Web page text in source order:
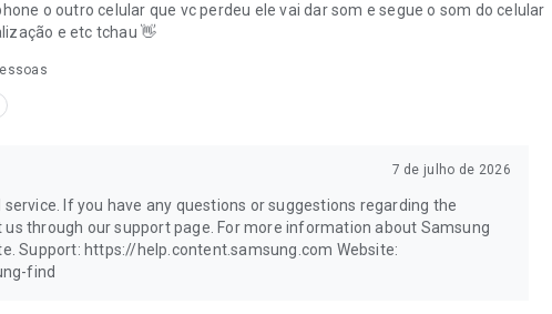
o outro celular que vc perdeu ele vai dar som e segue o som do celular
e etc tchau 👋
7 de julho de 2026
If you have any questions or suggestions regarding the
through our support page. For more information about Samsung
Support: https://help.content.samsung.com Website:
find